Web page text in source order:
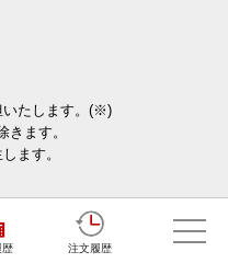
歴 注文履歴
いたします。(※)
ます。
ます。